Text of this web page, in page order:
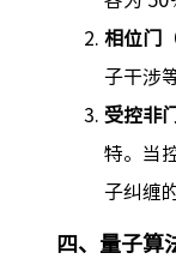
相位门
子干涉
受控非
特。当
子纠缠
四、量子算